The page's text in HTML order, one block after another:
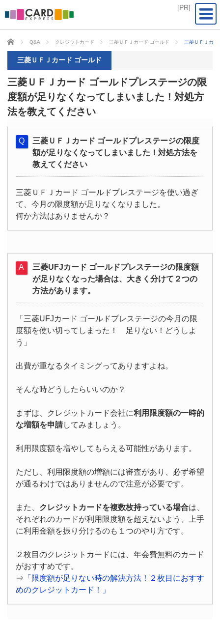
CARD EXPRESS
Q&A クレジットカード 三菱ＵＦＪカード ゴールド 三菱ＵＦＪカ
三菱ＵＦＪカード ゴールド
三菱ＵＦＪカード ゴールドプレステージの限
度額が足りなくなってしまいました！対処方
法を教えてください
三菱ＵＦＪカード ゴールドプレステージの限度
額が足りなくなってしまいました！対処方法を
教えてください
三菱ＵＦＪカード ゴールドプレステージを使い過ぎ
て、今月の限度額が足りなくなりました。
何か方法はありませんか？
三菱UFJカード ゴールドプレステージの限度額
が足りなくなった場合は、大きく分けて２つの
方法があります。
「三菱UFJカード ゴールドプレステージの今月の限
度額を使い切ってしまった！ 足りない！どうしよ
う」
出費が重なるタイミングってありますよね。
そんな時どうしたらいいのか？
まずは、クレジットカード会社に利用限度額の一時的
な増額を申請してみましょう。
利用限度額を増やしてもらえる可能性があります。
ただし、利用限度額の増額には審査があり、必ず希望
が通るわけではありませんので注意が必要です。
また、 クレジットカードを複数枚持っている場合は、
それぞれのカードが利用限度額を超えないよう、上手
に利用金額を振り分けるのも１つのやり方です。
２枚目のクレジットカードには、年会費無料のカード
がおすすめです。
⇒ 「限度額が足りない時の解決方法！２枚目におすす
めのクレジットカード！」